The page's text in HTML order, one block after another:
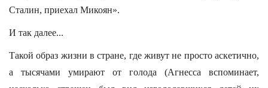
Сталин, приехал Микоян».
И так далее...
Такой образ жизни в стране, где живут не просто аскетично,
а тысячами умирают от голода (Агнесса вспоминает,